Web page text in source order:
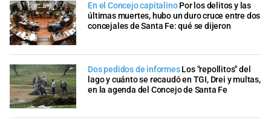
En el Concejo capitalino Por los delitos y las
últimas muertes, hubo un duro cruce entre dos
concejales de Santa Fe: qué se dijeron
Dos pedidos de informes Los "repollitos" del
lago y cuánto se recaudó en TGI, Drei y multas,
en la agenda del Concejo de Santa Fe